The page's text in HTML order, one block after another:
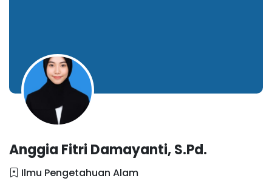
Anggia Fitri Damayanti, S.Pd.
Ilmu Pengetahuan Alam